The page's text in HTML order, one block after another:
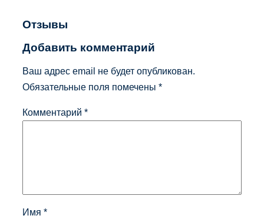
Отзывы
Добавить комментарий
Ваш адрес email не будет опубликован.
Обязательные поля помечены *
Комментарий *
Имя *